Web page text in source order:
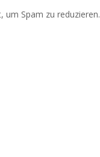
um Spam zu reduzieren.